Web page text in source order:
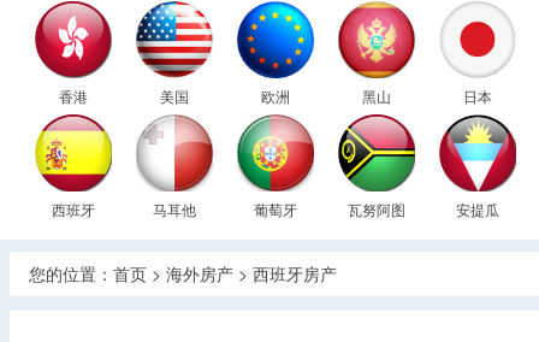
香港 美国 欧洲 黑山 日本
西班牙 马耳他 葡萄牙 瓦努阿图 安提瓜
您的位置： 首页 > 海外房产 > 西班牙房产